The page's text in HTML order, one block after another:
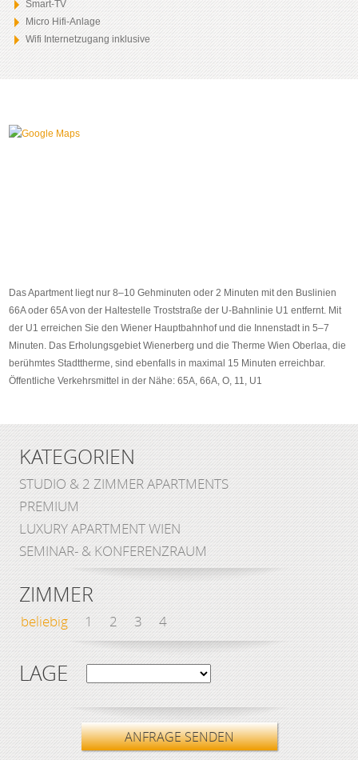
Smart-TV
Micro Hifi-Anlage
Wifi Internetzugang inklusive
Das Apartment liegt nur 8–10 Gehminuten oder 2 Minuten mit den Buslinien
66A oder 65A von der Haltestelle Troststraße der U-Bahnlinie U1 entfernt. Mit
der U1 erreichen Sie den Wiener Hauptbahnhof und die Innenstadt in 5–7
Minuten. Das Erholungsgebiet Wienerberg und die Therme Wien Oberlaa, die
berühmtes Stadttherme, sind ebenfalls in maximal 15 Minuten erreichbar.
Öffentliche Verkehrsmittel in der Nähe: 65A, 66A, O, 11, U1
KATEGORIEN
STUDIO & 2 ZIMMER APARTMENTS
PREMIUM
LUXURY APARTMENT WIEN
SEMINAR- & KONFERENZRAUM
ZIMMER
beliebig 1 2 3 4
LAGE
ANFRAGE SENDEN